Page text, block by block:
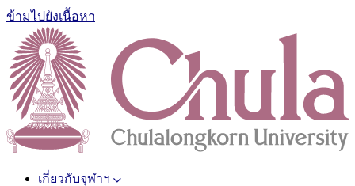
ข้ามไปยังเนื้อหา
เกี่ยวกับจุฬาฯ